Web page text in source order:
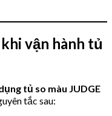
vận hành tủ
tủ so màu JUDGE
tắc sau: